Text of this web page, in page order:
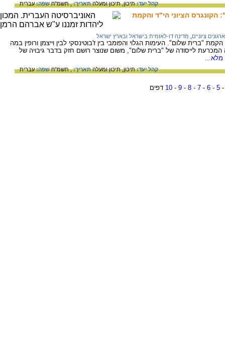
קהל יעד:תיכון,תיכון ומעלהתאריך:, תשמ"חשפה:עברית
הקונגרס הציוני הי"ד והקמת
ארגונים ציוניים מדינה דו-לאומית בישראל ובארץ ישראל
"ברית שלום". העימות הגלוי והפומבי בין ז'בוטינסקי לבין וייצמן ורופין במה
לייסודה של "ברית שלום", משום שנוצר רושם חזק בדבר גיבויה של
קהל יעד:תיכון,תיכון ומעלהתאריך:, תשמ"חשפה:עברית
5
-
6
-
7
-
8
-
9
-
10 דפים